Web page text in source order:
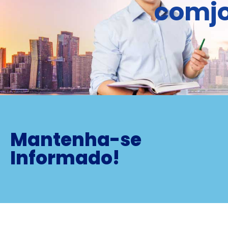
Mantenha-se
Informado!